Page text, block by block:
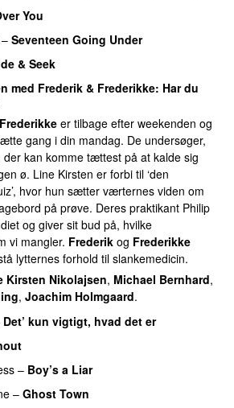
You
– Seventeen Going Under
& Seek
med Frederik & Frederikke: Har du
Frederikke er tilbage efter weekenden og
gang i din mandag. De undersøger,
der kan komme tættest på at kalde sig
ø. Line Kirsten er forbi til ‘den
hvor hun sætter værternes viden om
på prøve. Deres praktikant Philip
og giver sit bud på, hvilke
vi mangler. Frederik og Frederikke
lytternes forhold til slankemedicin.
Kirsten Nikolajsen, Michael Bernhard,
, Joachim Holmgaard.
Det’ kun vigtigt, hvad det er
– Boy’s a Liar
– Ghost Town